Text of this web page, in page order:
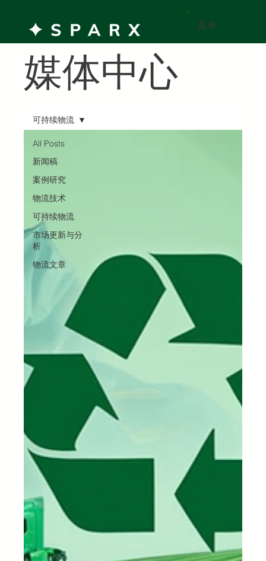
菜单
媒体中心
All Posts
新闻稿
案例研究
物流技术
可持续物流
市场更新与分
析
物流文章
可持续物流